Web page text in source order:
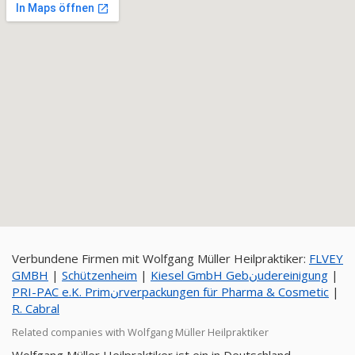
Verbundene Firmen mit Wolfgang Müller Heilpraktiker: FLVEY
GMBH | Schützenheim | Kiesel GmbH Gebنudereinigung |
PRI-PAC e.K. Primنrverpackungen für Pharma & Cosmetic |
R. Cabral
Related companies with Wolfgang Müller Heilpraktiker